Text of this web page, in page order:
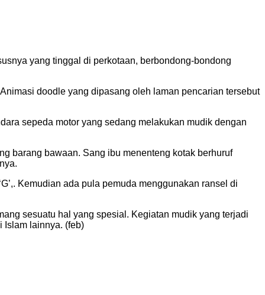
yang tinggal di perkotaan, berbondong-bondong
doodle yang dipasang oleh laman pencarian tersebut
sepeda motor yang sedang melakukan mudik dengan
barang bawaan. Sang ibu menenteng kotak berhuruf
Kemudian ada pula pemuda menggunakan ransel di
sesuatu hal yang spesial. Kegiatan mudik yang terjadi
Islam lainnya. (feb)